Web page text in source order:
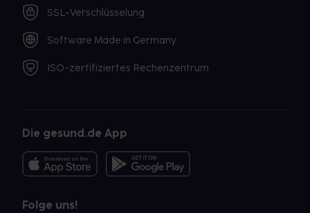
SSL-Verschlüsselung
Software Made in Germany
ISO-zertifiziertes Rechenzentrum
Die gesund.de App
Folge uns!